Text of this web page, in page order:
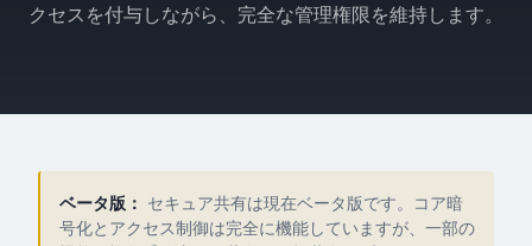
クセスを付与しながら、完全な管理権限を維持します。
ベータ版： セキュア共有は現在ベータ版です。コア暗
号化とアクセス制御は完全に機能していますが、一部の